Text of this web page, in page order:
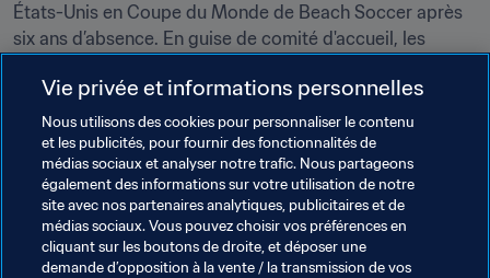
États-Unis en Coupe du Monde de Beach Soccer après
six ans d’absence. En guise de comité d'accueil, les
Schirinzi.
Par ailleurs, l’Uruguay lancera son tournoi face au
Mexique, champion de la CONCACAF. La Celeste
cette occasion sa première apparition en phase finale
depuis une décennie. La journée s’achèvera sur une
affiche qui opposera l’hôte paraguayen au Japon,
champion d’Asie, à guichets fermés.
Vie privée et informations personnelles
Nous utilisons des cookies pour personnaliser le contenu
et les publicités, pour fournir des fonctionnalités de
médias sociaux et analyser notre trafic. Nous partageons
également des informations sur votre utilisation de notre
site avec nos partenaires analytiques, publicitaires et de
médias sociaux. Vous pouvez choisir vos préférences en
cliquant sur les boutons de droite, et déposer une
demande d’opposition à la vente / la transmission de vos